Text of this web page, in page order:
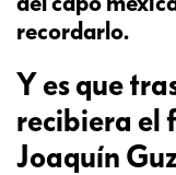
recordarlo.
Y es que
recibiera el
Joaquín